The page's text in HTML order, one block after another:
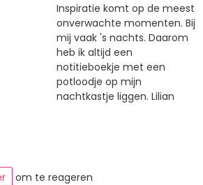
Inspiratie komt op de meest
onverwachte momenten. Bij
mij vaak 's nachts. Daarom
heb ik altijd een
notitieboekje met een
potloodje op mijn
nachtkastje liggen. Lilian
om te reageren